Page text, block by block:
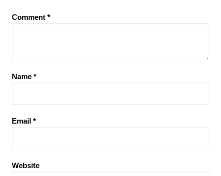
Comment *
Name *
Email *
Website